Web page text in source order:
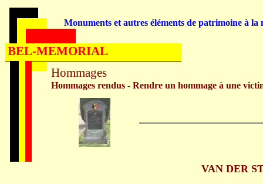
VAN DER
Hommages
Hommages rendus - Rendre un hommage à une
Monuments et autres éléments de patrimoine à la
BEL-MEMORIAL